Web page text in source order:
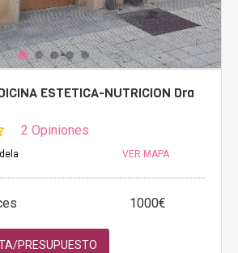
ESTETICA-NUTRICION Dra
2 Opiniones
VER MAPA
1000€
PRESUPUESTO